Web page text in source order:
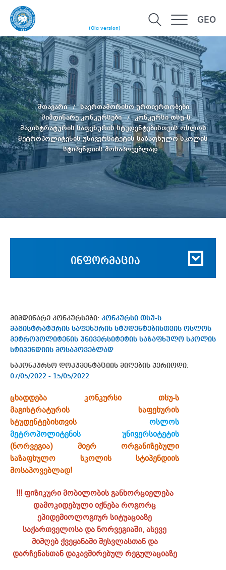
(Old version)
GEO
მთავარი
საერთაშორისო ურთიერთობები
მიმდინარე კონკურსები
კონკურსი თსუ-ს
მაგისტრატურის საფეხურის სტუდენტებისთვის ოსლოს
მეტროპოლიტენის უნივერსიტეტის საზაფხულო სკოლის
სტიპენდიის მოსაპოვებლად
ინფორმაცია
მიმდინარე კონკურსები: კონკურსი თსუ-ს
მაგისტრატურის საფეხურის სტუდენტებისთვის ოსლოს
მეტროპოლიტენის უნივერსიტეტის საზაფხულო სკოლის
სტიპენდიის მოსაპოვებლად
საკონკურსო დოკუმენტაციის მიღების პერიოდი:
07/05/2022 - 15/05/2022
ცხადდება კონკურსი თსუ-ს
მაგისტრატურის საფეხურის
სტუდენტებისთვის ოსლოს
მეტროპოლიტენის უნივერსიტეტის
(ნორვეგია) მიერ ორგანიზებული
საზაფხულო სკოლის სტიპენდიის
მოსაპოვებლად!
!!! ფიზიკური მობილობის განხორციელება
დამოკიდებული იქნება როგორც
ეპიდემიოლოგიურ სიტუაციაზე
საქართველოსა და ნორვეგიაში, ასევე
მიმღებ ქვეყანაში შესვლასთან და
დარჩენასთან დაკავშირებულ რეგულაციაზე